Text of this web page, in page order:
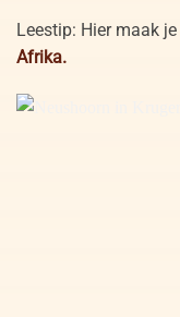
Leestip: Hier maak je
Afrika.